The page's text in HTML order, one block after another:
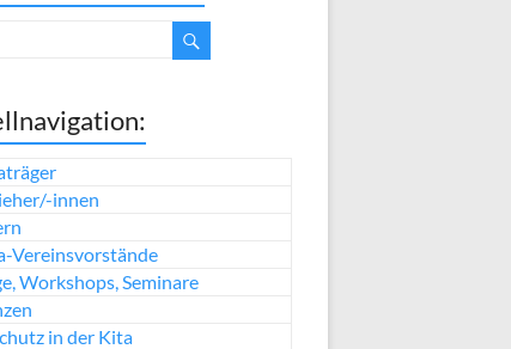
innen
Vereinsvorstände
Workshops, Seminare
in der Kita